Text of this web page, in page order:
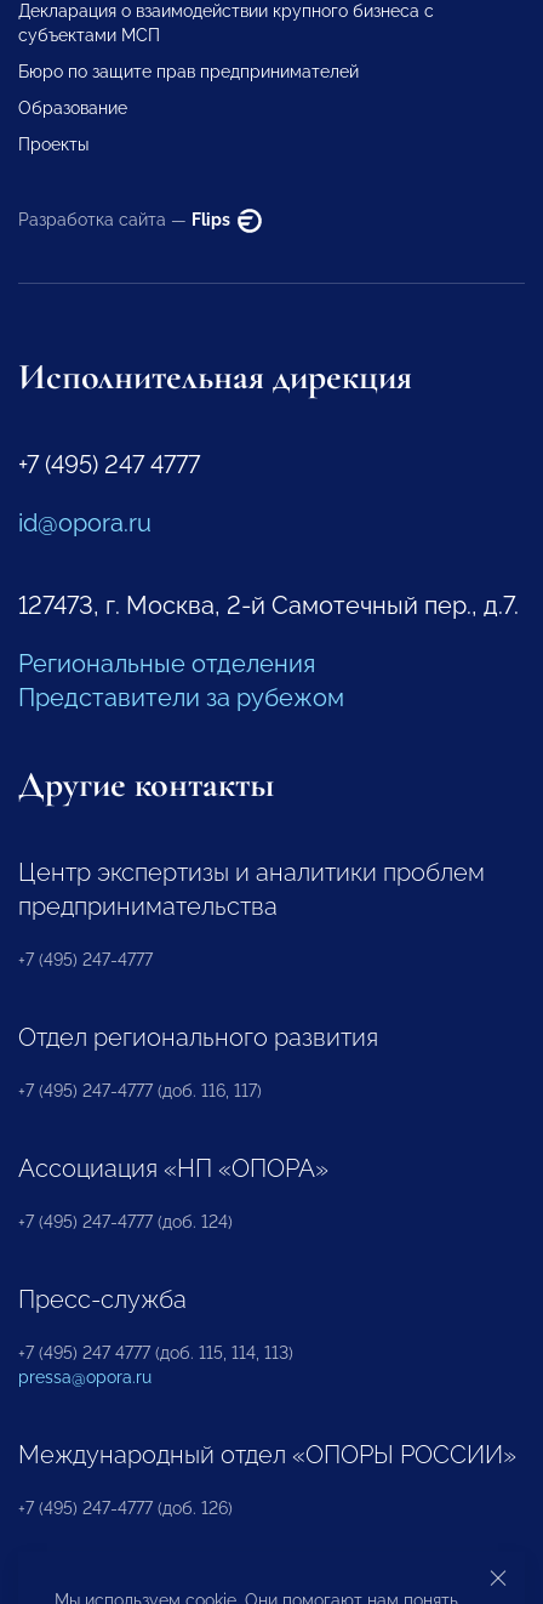
Декларация о взаимодействии крупного бизнеса с
субъектами МСП
Бюро по защите прав предпринимателей
Образование
Проекты
Разработка сайта — Flips
Исполнительная дирекция
+7 (495) 247 4777
id@opora.ru
127473, г. Москва, 2-й Самотечный пер., д.7.
Региональные отделения
Представители за рубежом
Другие контакты
Центр экспертизы и аналитики проблем
предпринимательства
+7 (495) 247-4777
Отдел регионального развития
+7 (495) 247-4777 (доб. 116, 117)
Ассоциация «НП «ОПОРА»
+7 (495) 247-4777 (доб. 124)
Пресс-служба
+7 (495) 247 4777 (доб. 115, 114, 113)
pressa@opora.ru
Международный отдел «ОПОРЫ РОССИИ»
+7 (495) 247-4777 (доб. 126)
Бюро по защите прав предпринимателей и
Мы используем cookie. Они помогают нам понять,